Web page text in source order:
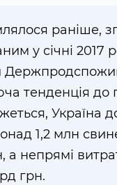
раніше,
у січні 2017
тенденція
Україна
1,2 млн
а непрямі
грн.